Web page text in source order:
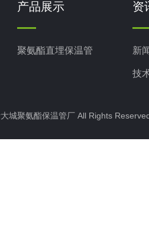
产品展示
聚氨酯直埋保温管
资
新
技
城聚氨酯保温管厂 All Rights